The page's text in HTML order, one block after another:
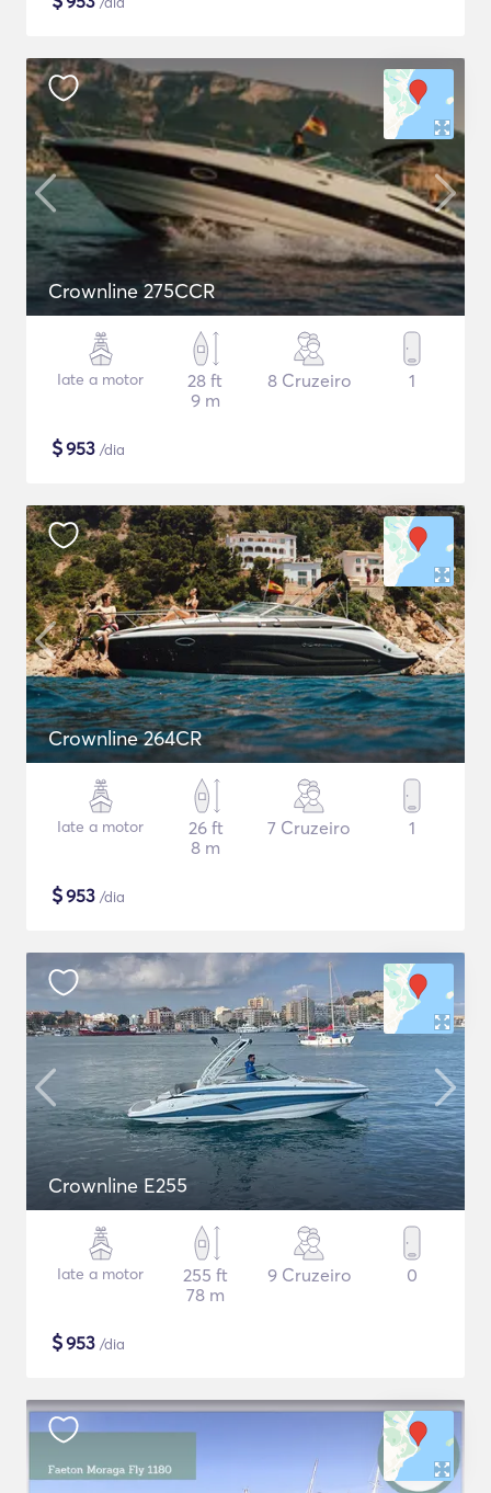
Crownline 275CCR
Iate a motor
28 ft
9 m
8 Cruzeiro 1
$953 /dia
Crownline 264CR
Iate a motor
26 ft
8 m
7 Cruzeiro 1
$953 /dia
Crownline E255
Iate a motor
255 ft
78 m
9 Cruzeiro 0
$953 /dia